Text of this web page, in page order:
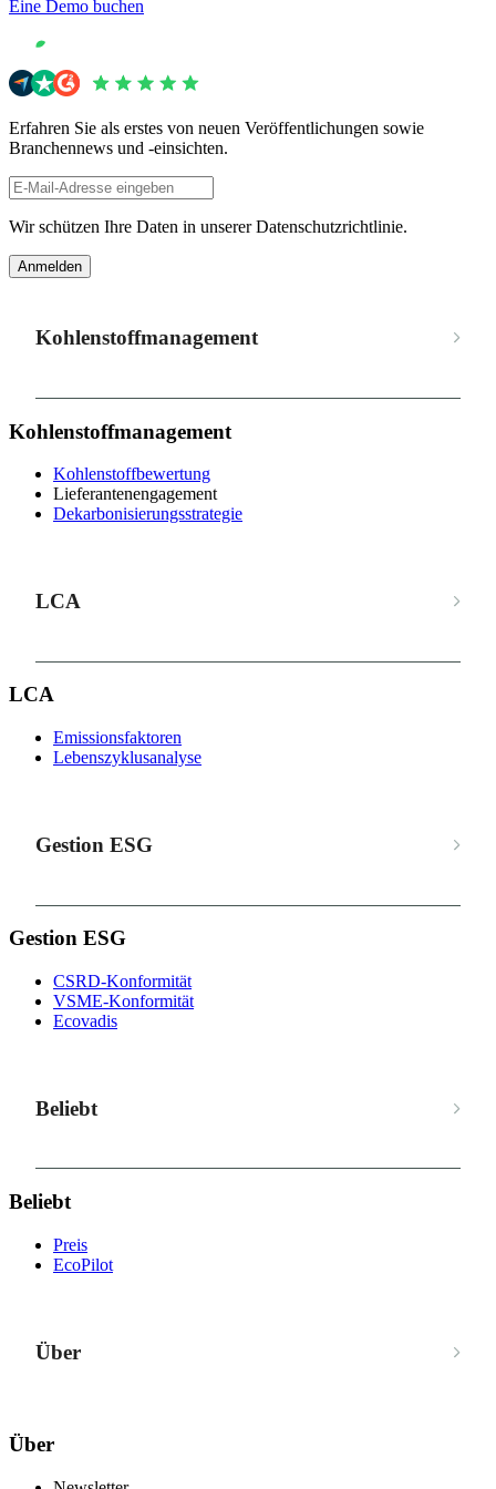
Eine Demo buchen
Erfahren Sie als erstes von neuen Veröffentlichungen sowie
Branchennews und -einsichten.
Wir schützen Ihre Daten in unserer Datenschutzrichtlinie.
Anmelden
Kohlenstoffmanagement
Kohlenstoffmanagement
Kohlenstoffbewertung
Lieferantenengagement
Dekarbonisierungsstrategie
LCA
LCA
Emissionsfaktoren
Lebenszyklusanalyse
Gestion ESG
Gestion ESG
CSRD-Konformität
VSME-Konformität
Ecovadis
Beliebt
Beliebt
Preis
EcoPilot
Über
Über